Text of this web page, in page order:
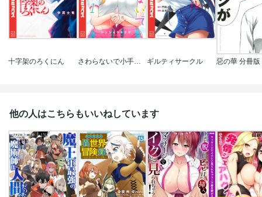
十字架のろくにん さわらないで小手指くん ギルティサークル 惡の華 分冊版
他の人はこちらもいいねしています